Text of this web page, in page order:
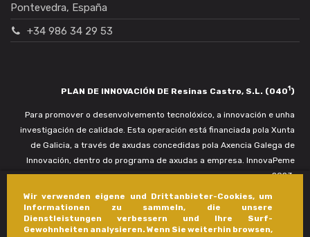
Wir verwenden eigene und Drittanbieter-Cookies, um
Informationen zu sammeln, die unsere
Dienstleistungen verbessern und Ihre Surf-
Gewohnheiten analysieren. Wenn Sie weiterhin browsen,
Pontevedra, España
+34 986 34 29 53
PLAN DE INNOVACIÓN DE Resinas Castro, S.L. (0401)
Para promover o desenvolvemento tecnolóxico, a innovación e unha
investigación de calidade. Esta operación está financiada pola Xunta
de Galicia, a través de axudas concedidas pola Axencia Galega de
Innovación, dentro do programa de axudas a empresa. InnovaPeme
2023.